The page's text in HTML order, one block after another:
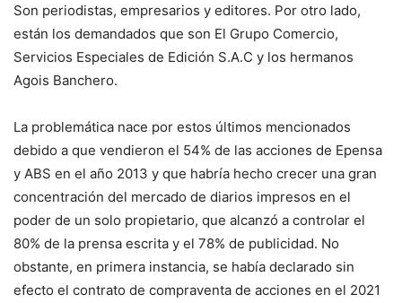
Son periodistas, empresarios y editores. Por otro lado,
están los demandados que son El Grupo Comercio,
Servicios Especiales de Edición S.A.C y los hermanos
Agois Banchero.
La problemática nace por estos últimos mencionados
debido a que vendieron el 54% de las acciones de Epensa
y ABS en el año 2013 y que habría hecho crecer una gran
concentración del mercado de diarios impresos en el
poder de un solo propietario, que alcanzó a controlar el
80% de la prensa escrita y el 78% de publicidad. No
obstante, en primera instancia, se había declarado sin
efecto el contrato de compraventa de acciones en el 2021